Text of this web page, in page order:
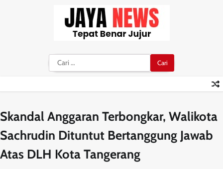
Cari
untuk:
Skandal Anggaran Terbongkar, Walikota
Sachrudin Dituntut Bertanggung Jawab
Atas DLH Kota Tangerang